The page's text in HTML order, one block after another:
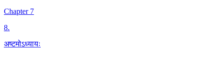
Chapter 7
8.
अष्टमोऽध्यायः